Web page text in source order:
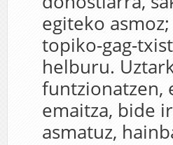
egiteko
topiko-gag-
helburu.
funtzionatzen,
emaitza, bide
asmatuz,